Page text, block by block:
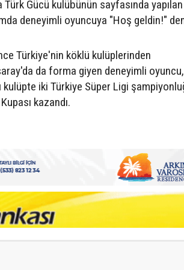
Türk Gücü kulübünün sayfasında yapılan
deneyimli oyuncuya "Hoş geldin!"
Türkiye'nin köklü kulüplerinden
da forma giyen deneyimli oyuncu,
kulüpte iki Türkiye Süper Ligi
kazandı.